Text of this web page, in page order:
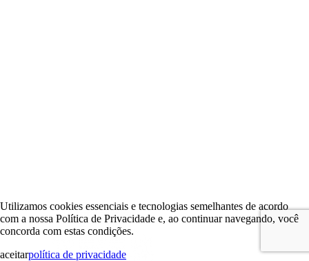
Utilizamos cookies essenciais e tecnologias semelhantes de acordo
com a nossa Política de Privacidade e, ao continuar navegando, você
concorda com estas condições.
aceitarpolítica de privacidade